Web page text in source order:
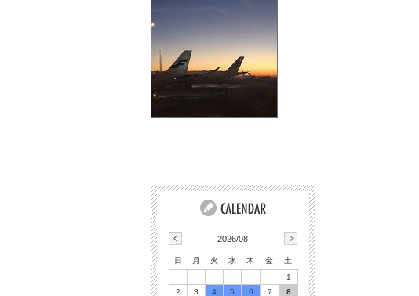
2026/08
日 月 火 水 木 金
土
1
2
3 4 5 6 7
8